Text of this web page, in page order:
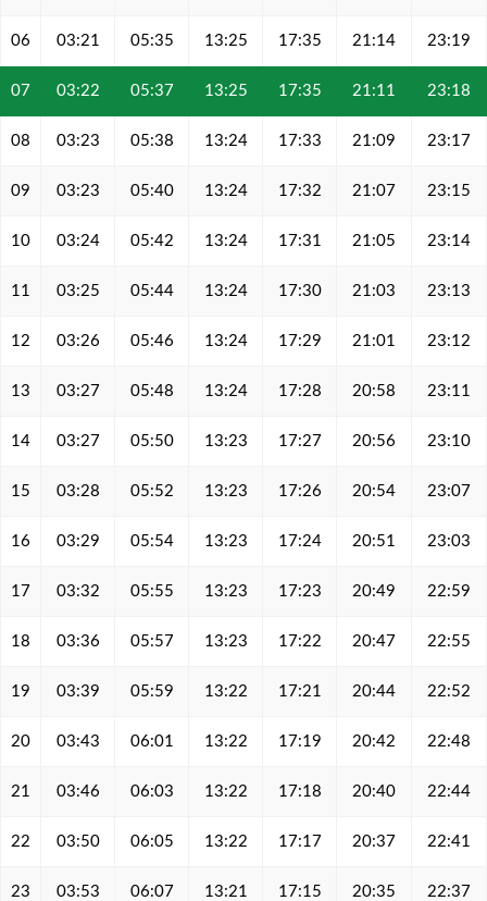
06 03:21 05:35 13:25 17:35 21:14 23:19
07 03:22 05:37 13:25 17:35 21:11 23:18
08 03:23 05:38 13:24 17:33 21:09 23:17
09 03:23 05:40 13:24 17:32 21:07 23:15
10 03:24 05:42 13:24 17:31 21:05 23:14
11 03:25 05:44 13:24 17:30 21:03 23:13
12 03:26 05:46 13:24 17:29 21:01 23:12
13 03:27 05:48 13:24 17:28 20:58 23:11
14 03:27 05:50 13:23 17:27 20:56 23:10
15 03:28 05:52 13:23 17:26 20:54 23:07
16 03:29 05:54 13:23 17:24 20:51 23:03
17 03:32 05:55 13:23 17:23 20:49 22:59
18 03:36 05:57 13:23 17:22 20:47 22:55
19 03:39 05:59 13:22 17:21 20:44 22:52
20 03:43 06:01 13:22 17:19 20:42 22:48
21 03:46 06:03 13:22 17:18 20:40 22:44
22 03:50 06:05 13:22 17:17 20:37 22:41
23 03:53 06:07 13:21 17:15 20:35 22:37